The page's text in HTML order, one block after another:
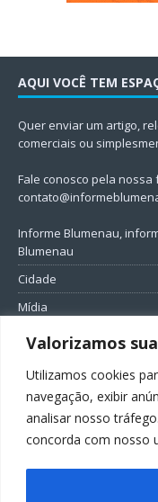
Valorizamos
Utilizamos cookies
navegação, exibir
analisar nosso
concorda com nosso
AQUI VOCÊ TEM
Quer enviar um artigo,
comerciais ou
Fale conosco pela nossa
Informe Blumenau,
Blumenau
Cidade
Mídia
Entretenimento
Política
FIQUE CONECTADO